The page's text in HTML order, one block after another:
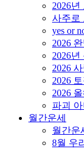
2026년
사주로
yes or
2026
2026년
2026
2026
2026
파괴
월간운세
월간운
8월 우